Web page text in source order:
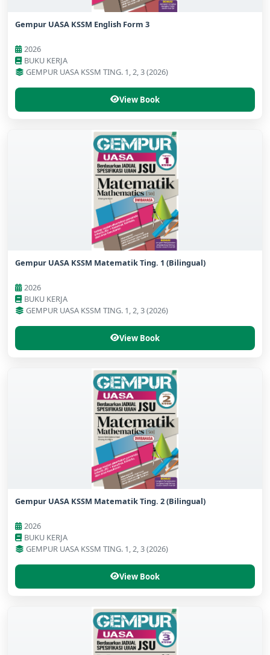
Gempur UASA KSSM English Form 3
2026
BUKU KERJA
GEMPUR UASA KSSM TING. 1, 2, 3 (2026)
View Book
Gempur UASA KSSM Matematik Ting. 1 (Bilingual)
2026
BUKU KERJA
GEMPUR UASA KSSM TING. 1, 2, 3 (2026)
View Book
Gempur UASA KSSM Matematik Ting. 2 (Bilingual)
2026
BUKU KERJA
GEMPUR UASA KSSM TING. 1, 2, 3 (2026)
View Book